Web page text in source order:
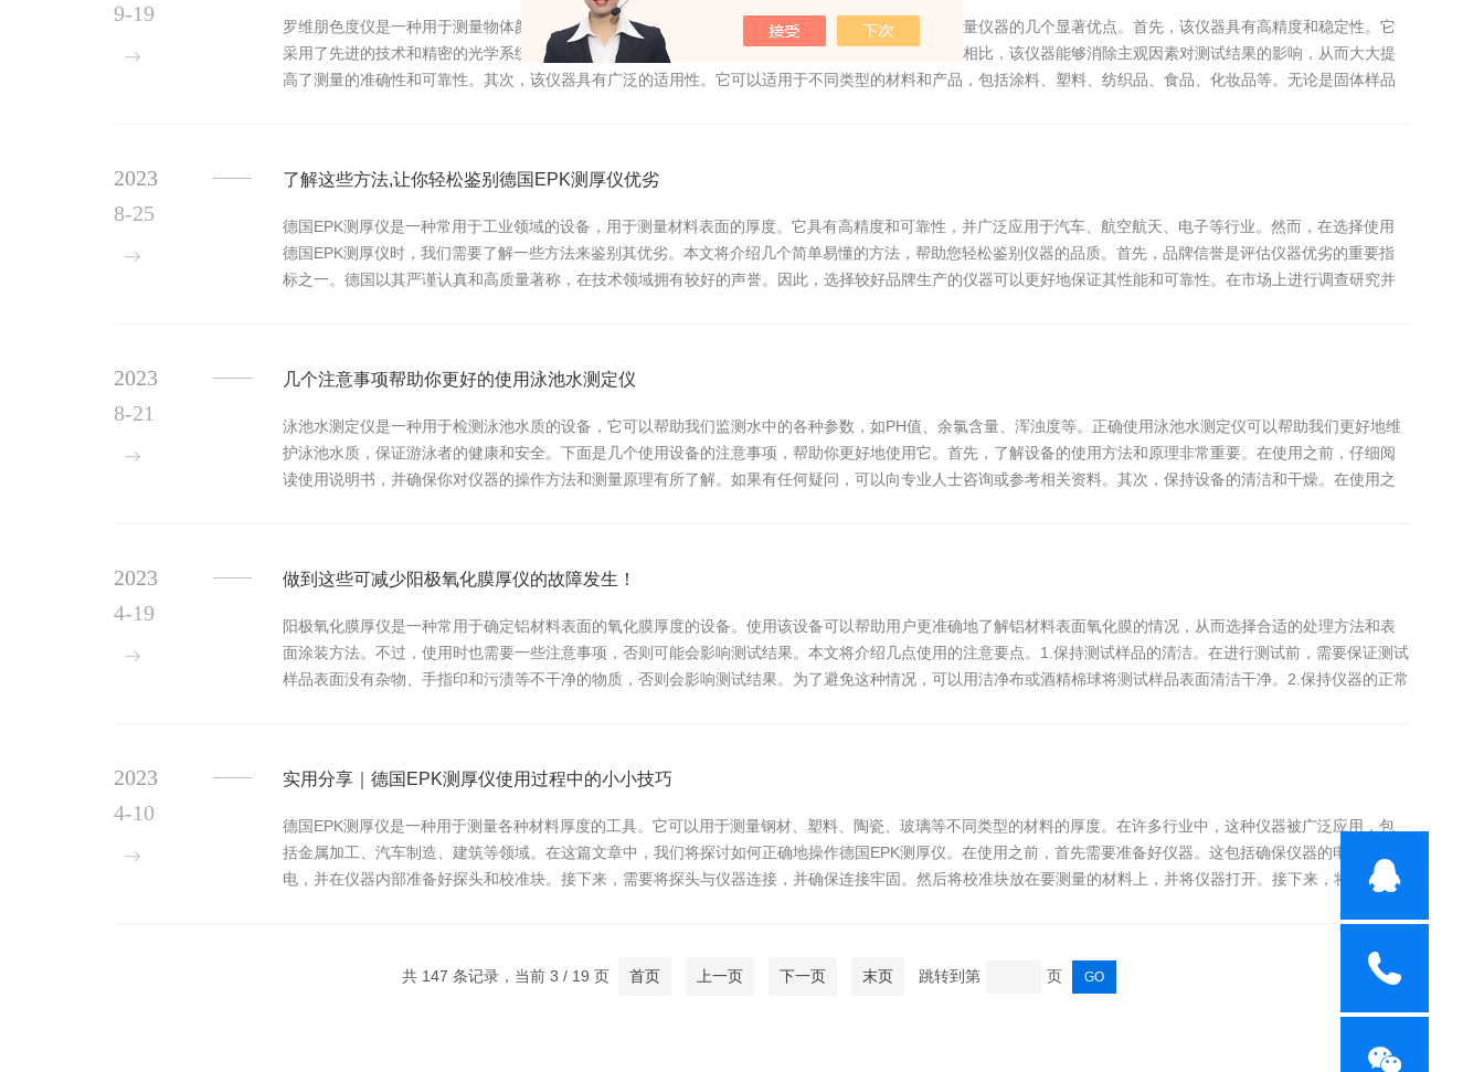
罗维朋色度仪是一种用于测量物体颜色的仪器，具有许多优点，下面将介绍罗维朋色度仪相比其他测量仪器的几个显著优点。首先，该仪器具有高精度和稳定性。它
采用了先进的技术和精密的光学系统，能够提供准确而稳定的颜色测量结果。与传统的视觉评估方法相比，该仪器能够消除主观因素对测试结果的影响，从而大大提
高了测量的准确性和可靠性。其次，该仪器具有广泛的适用性。它可以适用于不同类型的材料和产品，包括涂料、塑料、纺织品、食品、化妆品等。无论是固体样品
9-19
了解这些方法,让你轻松鉴别德国EPK测厚仪优劣
德国EPK测厚仪是一种常用于工业领域的设备，用于测量材料表面的厚度。它具有高精度和可靠性，并广泛应用于汽车、航空航天、电子等行业。然而，在选择使用
德国EPK测厚仪时，我们需要了解一些方法来鉴别其优劣。本文将介绍几个简单易懂的方法，帮助您轻松鉴别仪器的品质。首先，品牌信誉是评估仪器优劣的重要指
标之一。德国以其严谨认真和高质量著称，在技术领域拥有较好的声誉。因此，选择较好品牌生产的仪器可以更好地保证其性能和可靠性。在市场上进行调查研究并
2023
8-25
几个注意事项帮助你更好的使用泳池水测定仪
泳池水测定仪是一种用于检测泳池水质的设备，它可以帮助我们监测水中的各种参数，如PH值、余氯含量、浑浊度等。正确使用泳池水测定仪可以帮助我们更好地维
护泳池水质，保证游泳者的健康和安全。下面是几个使用设备的注意事项，帮助你更好地使用它。首先，了解设备的使用方法和原理非常重要。在使用之前，仔细阅
读使用说明书，并确保你对仪器的操作方法和测量原理有所了解。如果有任何疑问，可以向专业人士咨询或参考相关资料。其次，保持设备的清洁和干燥。在使用之
2023
8-21
做到这些可减少阳极氧化膜厚仪的故障发生！
阳极氧化膜厚仪是一种常用于确定铝材料表面的氧化膜厚度的设备。使用该设备可以帮助用户更准确地了解铝材料表面氧化膜的情况，从而选择合适的处理方法和表
面涂装方法。不过，使用时也需要一些注意事项，否则可能会影响测试结果。本文将介绍几点使用的注意要点。1.保持测试样品的清洁。在进行测试前，需要保证测试
样品表面没有杂物、手指印和污渍等不干净的物质，否则会影响测试结果。为了避免这种情况，可以用洁净布或酒精棉球将测试样品表面清洁干净。2.保持仪器的正常
2023
4-19
实用分享｜德国EPK测厚仪使用过程中的小小技巧
德国EPK测厚仪是一种用于测量各种材料厚度的工具。它可以用于测量钢材、塑料、陶瓷、玻璃等不同类型的材料的厚度。在许多行业中，这种仪器被广泛应用，包
括金属加工、汽车制造、建筑等领域。在这篇文章中，我们将探讨如何正确地操作德国EPK测厚仪。在使用之前，首先需要准备好仪器。这包括确保仪器的电池充满
电，并在仪器内部准备好探头和校准块。接下来，需要将探头与仪器连接，并确保连接牢固。然后将校准块放在要测量的材料上，并将仪器打开。接下来，将探头放
2023
4-10
共 147 条记录，当前 3 / 19 页 首页 上一页 下一页 末页 跳转到第 页